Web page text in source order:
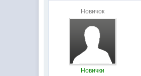
Новичок
Новички